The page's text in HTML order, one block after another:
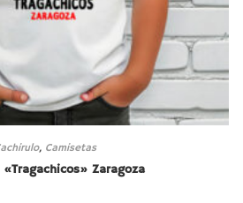
, Camisetas
Zaragoza